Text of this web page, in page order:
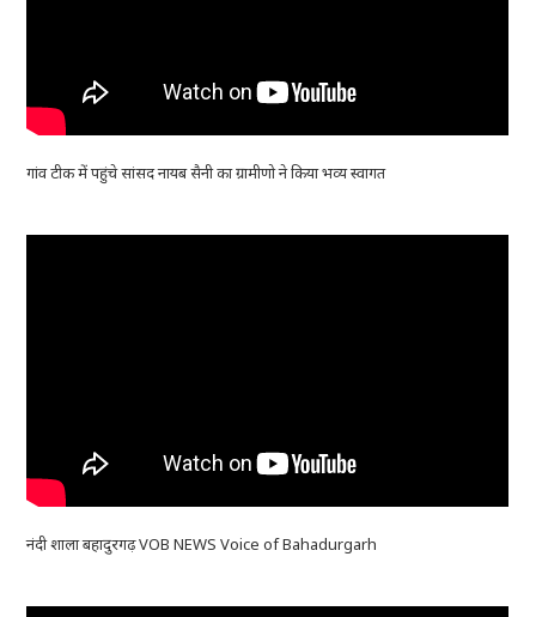
गांव टीक में पहुंचे सांसद नायब सैनी का ग्रामीणो ने किया भव्य स्वागत
नंदी शाला बहादुरगढ़ VOB NEWS Voice of Bahadurgarh